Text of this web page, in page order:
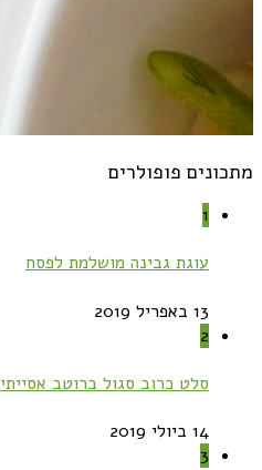
מתכונים פופולרים
1
עוגת גבינה מושלמת לפסח
13 באפריל 2019
2
סלט כרוב סגול ברוטב אסייתי
14 ביולי 2019
3